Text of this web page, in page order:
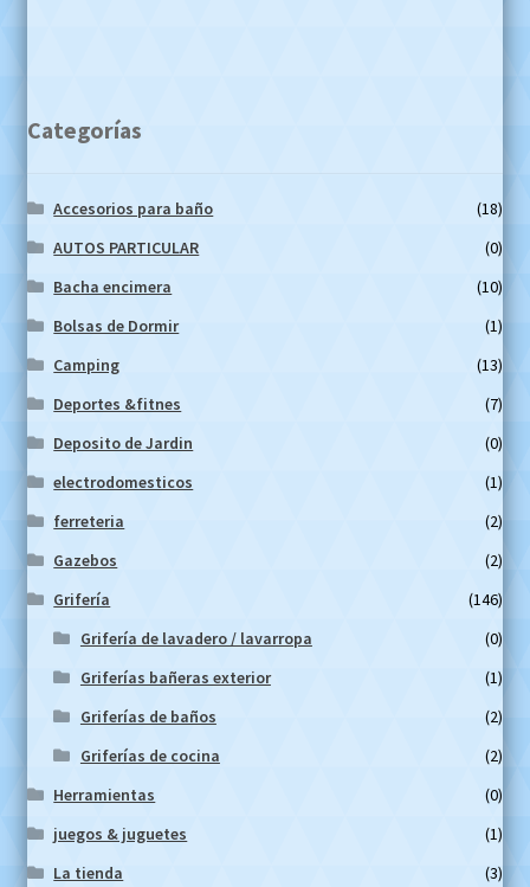
Categorías
Accesorios para baño
(18)
AUTOS PARTICULAR
(0)
Bacha encimera
(10)
Bolsas de Dormir
(1)
Camping
(13)
Deportes &fitnes
(7)
Deposito de Jardin
(0)
electrodomesticos
(1)
ferreteria
(2)
Gazebos
(2)
Grifería
(146)
Grifería de lavadero / lavarropa
(0)
Griferías bañeras exterior
(1)
Griferías de baños
(2)
Griferías de cocina
(2)
Herramientas
(0)
juegos & juguetes
(1)
La tienda
(3)